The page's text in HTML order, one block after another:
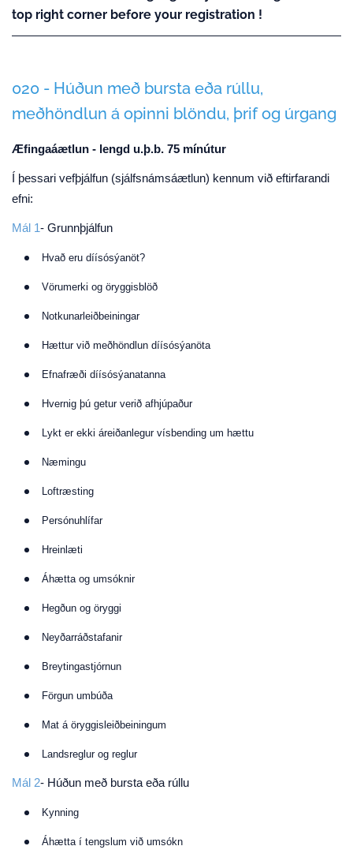
top right corner before your registration !
020 - Húðun með bursta eða rúllu,
meðhöndlun á opinni blöndu, þrif og úrgang
Æfingaáætlun - lengd u.þ.b. 75 mínútur
Í þessari vefþjálfun (sjálfsnámsáætlun) kennum við eftirfarandi
efni:
Mál 1 - Grunnþjálfun
Hvað eru díísósýanöt?
Vörumerki og öryggisblöð
Notkunarleiðbeiningar
Hættur við meðhöndlun díísósýanöta
Efnafræði díísósýanatanna
Hvernig þú getur verið afhjúpaður
Lykt er ekki áreiðanlegur vísbending um hættu
Næmingu
Loftræsting
Persónuhlífar
Hreinlæti
Áhætta og umsóknir
Hegðun og öryggi
Neyðarráðstafanir
Breytingastjórnun
Förgun umbúða
Mat á öryggisleiðbeiningum
Landsreglur og reglur
Mál 2- Húðun með bursta eða rúllu
Kynning
Áhætta í tengslum við umsókn